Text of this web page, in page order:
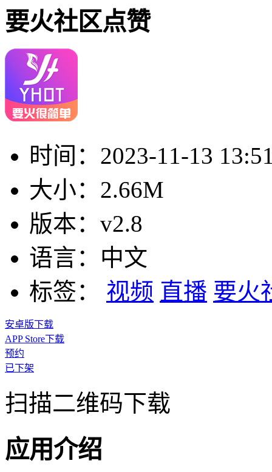
要火社区点赞
时间： 2023-11-13
大小： 2.66M
版本： v2.8
语言： 中文
标签：
视频 直播 要火
安卓版下载
APP Store下载
预约
已下架
扫描二维码下载
应用介绍